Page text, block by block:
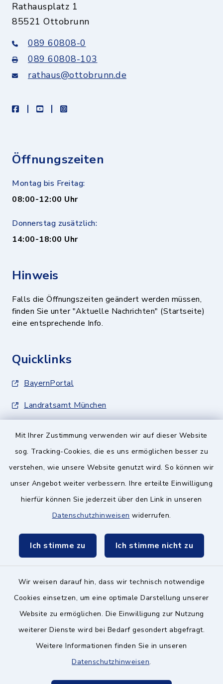
Mit Ihrer Zustimmung verwenden wir auf dieser Website
sog. Tracking-Cookies, die es uns ermöglichen besser zu
verstehen, wie unsere Website genutzt wird. So können wir
unser Angebot weiter verbessern. Ihre erteilte Einwilligung
hierfür können Sie jederzeit über den Link in unseren
Datenschutzhinweisen widerrufen.
Ich stimme zu Ich stimme nicht zu
Wir weisen darauf hin, dass wir technisch notwendige
Cookies einsetzen, um eine optimale Darstellung unserer
Website zu ermöglichen. Die Einwilligung zur Nutzung
weiterer Dienste wird bei Bedarf gesondert abgefragt.
Weitere Informationen finden Sie in unseren
Datenschutzhinweisen.
Rathausplatz 1
85521 Ottobrunn
089 60808-0
089 60808-103
rathaus@ottobrunn.de
facebookyoutubeinstagram
Öffnungszeiten
Montag bis Freitag:
08:00-12:00 Uhr
Donnerstag zusätzlich:
14:00-18:00 Uhr
Hinweis
Falls die Öffnungszeiten geändert werden müssen,
finden Sie unter "Aktuelle Nachrichten" (Startseite)
eine entsprechende Info.
Quicklinks
BayernPortal
Landratsamt München
Schulzweckverband
Barrierefreiheit
Impressum
Hinweisgeberschutz
Cookie-Einstellungen